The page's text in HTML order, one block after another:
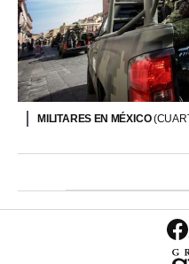
MILITARES EN MÉXICO